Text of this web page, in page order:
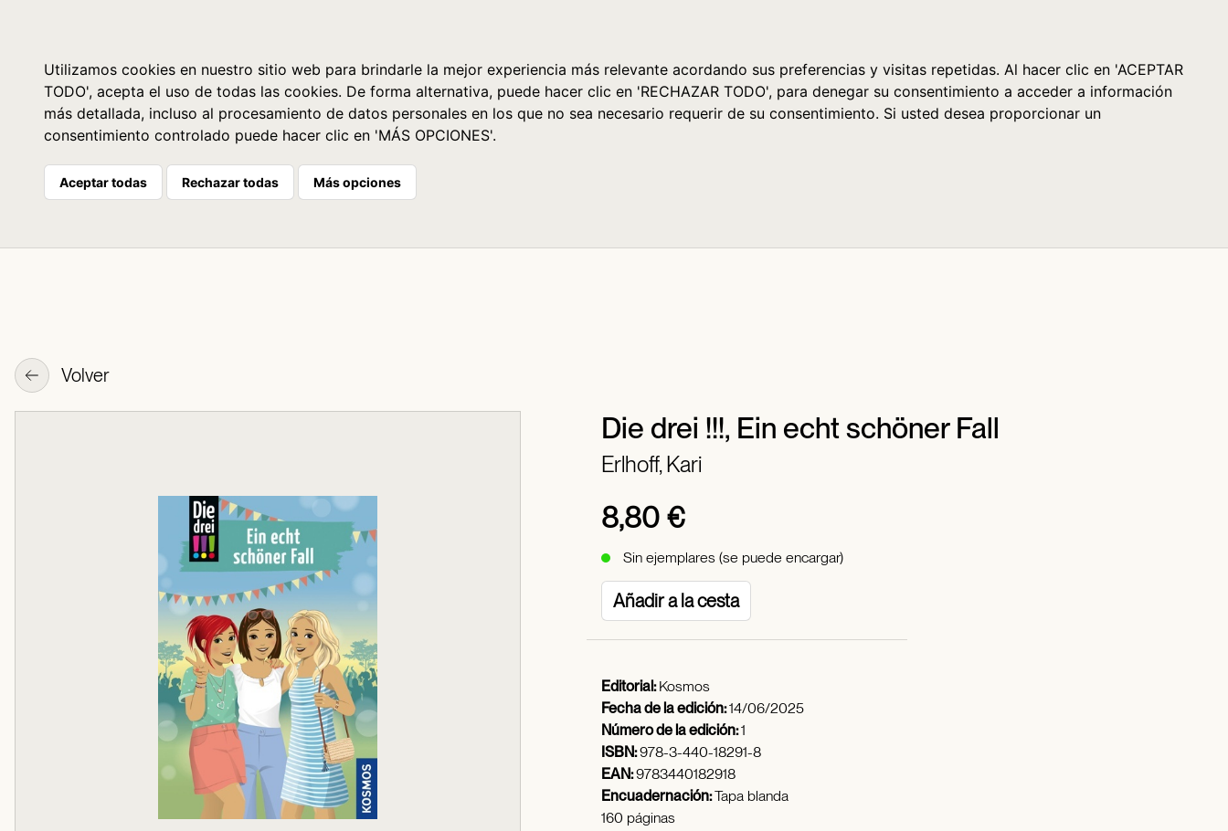
Utilizamos cookies en nuestro sitio web para brindarle la mejor experiencia más relevante acordando sus preferencias y visitas repetidas. Al hacer clic en 'ACEPTAR
TODO', acepta el uso de todas las cookies. De forma alternativa, puede hacer clic en 'RECHAZAR TODO', para denegar su consentimiento a acceder a información
más detallada, incluso al procesamiento de datos personales en los que no sea necesario requerir de su consentimiento. Si usted desea proporcionar un
consentimiento controlado puede hacer clic en 'MÁS OPCIONES'.
Aceptar todas Rechazar todas Más opciones
Volver
Die drei !!!, Ein echt schöner Fall
Erlhoff, Kari
8,80 €
Sin ejemplares (se puede encargar)
Añadir a la cesta
Editorial:Kosmos
Fecha de la edición:14/06/2025
Número de la edición:1
ISBN:978-3-440-18291-8
EAN:9783440182918
Encuadernación:Tapa blanda
160 páginas